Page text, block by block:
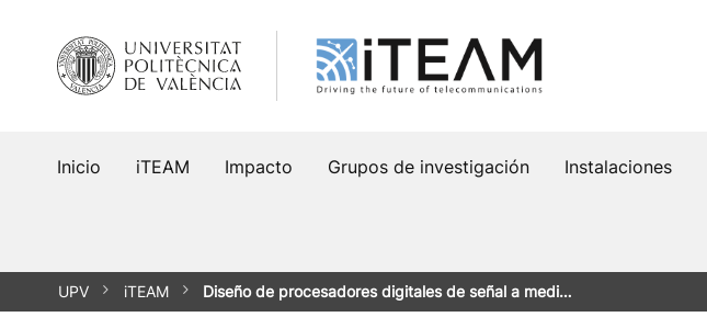
contenido
Inicio iTEAM Impacto Grupos de investigación Instalaciones
UPV iTEAM Diseño de procesadores digitales de señal a medi…